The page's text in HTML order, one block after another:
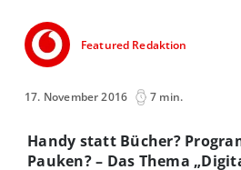
Featured Redaktion
17. November 2016 7 min.
Handy statt Bücher?
Pauken? – Das Thema